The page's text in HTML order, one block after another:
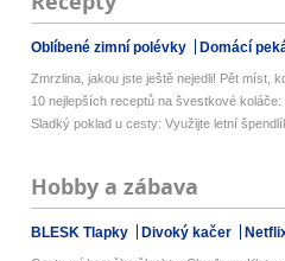
Oblíbené zimní polévky Domácí
Zmrzlina, jakou jste ještě nejedli! Pět míst,
10 nejlepších receptů na švestkové koláče:
Sladký poklad u cesty: Využijte letní
Hobby a zábava
BLESK Tlapky Divoký kačer